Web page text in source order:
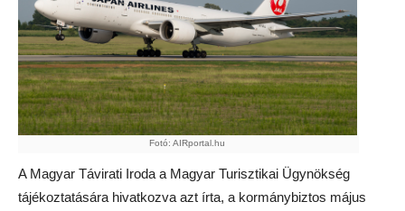
Fotó: AIRportal.hu
A Magyar Távirati Iroda a Magyar Turisztikai Ügynökség
tájékoztatására hivatkozva azt írta, a kormánybiztos május